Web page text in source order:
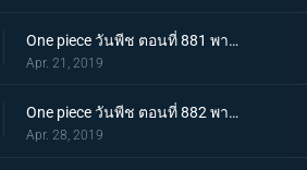
One piece วันพีช ตอนที่ 881 พากย์ไทย ซาคาซึกิ ผู้บัญชาการคนใหม่ผู้ยึดมั่น เริ่มเคลื่อนไหว
Apr. 21, 2019
One piece วันพีช ตอนที่ 882 พากย์ไทย สงครามครั้งยิ่งใหญ่ การสืบทอดเจตนารมณ์ของราชาโจรสลัด
Apr. 28, 2019